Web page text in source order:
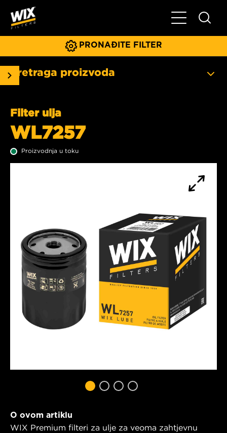
Glavni meni
PRONAĐITE FILTER
Pretraga proizvoda
Filter ulja
WL7257
Proizvodnja u toku
O ovom artiklu
WIX Premium filteri za ulje za veoma zahtjevnu